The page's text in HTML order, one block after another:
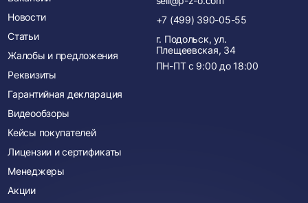
Новости
Статьи
Жалобы и предложения
Реквизиты
Гарантийная декларация
Видеообзоры
Кейсы покупателей
Лицензии и сертификаты
Менеджеры
Акции
+7 (499) 390-05-55
г. Подольск, ул.
Плещеевская, 34
ПН-ПТ с 9:00 до 18:00